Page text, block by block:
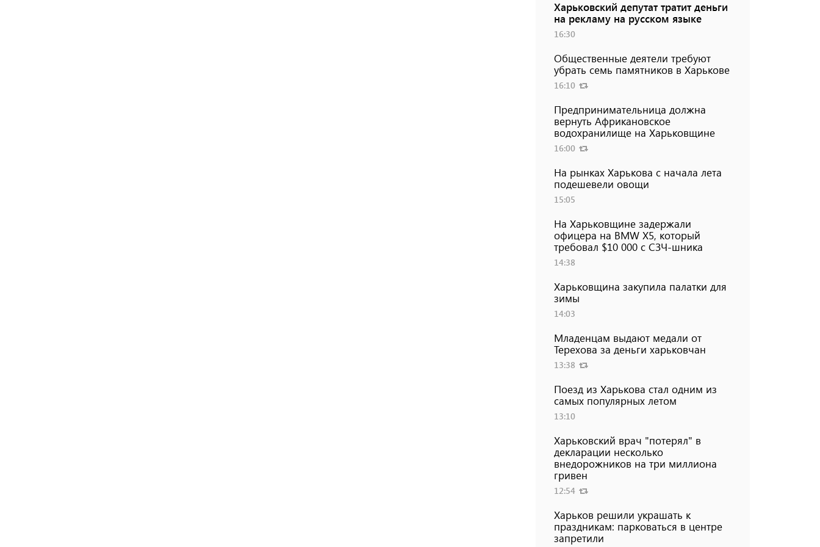
Харьковский депутат тратит деньги
на рекламу на русском языке
16:30
Общественные деятели требуют
убрать семь памятников в Харькове
16:10
Предпринимательница должна
вернуть Африкановское
водохранилище на Харьковщине
16:00
На рынках Харькова с начала лета
подешевели овощи
15:05
На Харьковщине задержали
офицера на BMW Х5, который
требовал $10 000 с СЗЧ-шника
14:38
Харьковщина закупила палатки для
зимы
14:03
Младенцам выдают медали от
Терехова за деньги харьковчан
13:38
Поезд из Харькова стал одним из
самых популярных летом
13:10
Харьковский врач "потерял" в
декларации несколько
внедорожников на три миллиона
гривен
12:54
Харьков решили украшать к
праздникам: парковаться в центре
запретили